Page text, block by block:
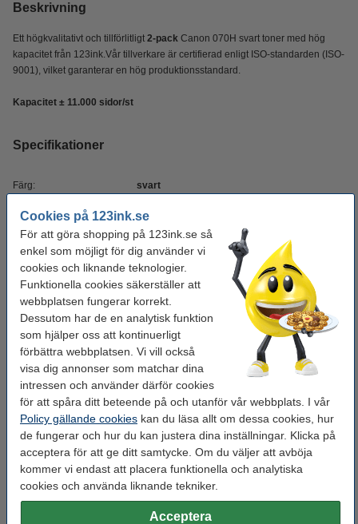
Cookies på 123ink.se
För att göra shopping på 123ink.se så
enkel som möjligt för dig använder vi
cookies och liknande teknologier.
Funktionella cookies säkerställer att
webbplatsen fungerar korrekt.
Dessutom har de en analytisk funktion
som hjälper oss att kontinuerligt
förbättra webbplatsen. Vi vill också
visa dig annonser som matchar dina
intressen och använder därför cookies
för att spåra ditt beteende på och utanför vår webbplats. I vår
Policy gällande cookies kan du läsa allt om dessa cookies, hur
de fungerar och hur du kan justera dina inställningar. Klicka på
acceptera för att ge ditt samtycke. Om du väljer att avböja
kommer vi endast att placera funktionella och analytiska
cookies och använda liknande tekniker.
Acceptera
Beskrivning
Ett högkvalitativt och tillförlitligt 2-pack Canon 070H svart toner med hög
kapacitet från 123ink.Vår tillverkare är certifierad enligt ISO-standarden (ISO-
9001), vilket garanterar en hög produktionsstandard.
Kapacitet ± 11.000 sidor/st
Specifikationer
Färg: svart
Typ: tonerkassett
Kapacitet: ± 22.000 sidor
Varumärke: 123ink
OEM: 070-BK
Vårt artikelnr: 032809
Nummer: 5640C002
Glöm inte att beställa!
Kopieringspapper A4 80g | Zoom | 2,500 ark
[13kg]
375 kr